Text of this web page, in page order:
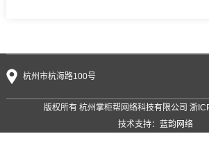
杭州市杭海路100号
版权所有 杭州掌柜帮网络科技有限公司 浙
技术支持： 蓝韵网络